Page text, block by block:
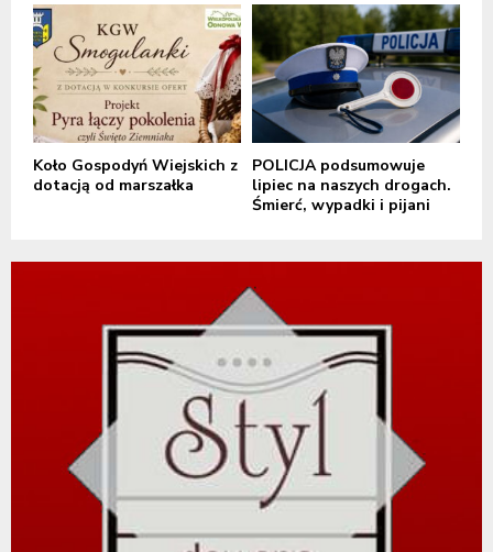
Koło Gospodyń Wiejskich z
dotacją od marszałka
POLICJA podsumowuje
lipiec na naszych drogach.
Śmierć, wypadki i pijani